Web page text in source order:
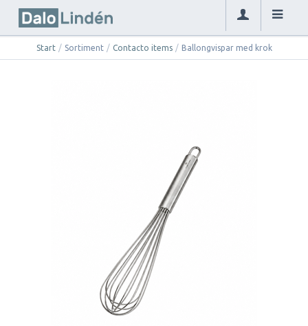
Start / Sortiment / Contacto items / Ballongvispar med krok